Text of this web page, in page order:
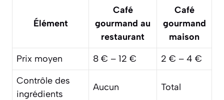
Élément
Café
gourmand au
restaurant
Café
gourmand
maison
Prix moyen
8 € – 12 €
2 € – 4 €
Contrôle des
ingrédients
Aucun Total